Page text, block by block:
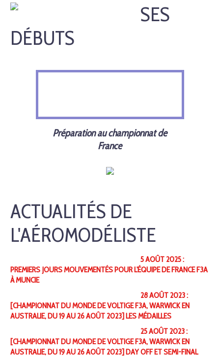
SES
DÉBUTS
Préparation au championnat de
France
ACTUALITÉS DE
L'AÉROMODÉLISTE
5 AOÛT 2025 :
PREMIERS JOURS MOUVEMENTÉS POUR L'ÉQUIPE DE FRANCE F3A
À MUNCIE
28 AOÛT 2023 :
[CHAMPIONNAT DU MONDE DE VOLTIGE F3A, WARWICK EN
AUSTRALIE, DU 19 AU 26 AOÛT 2023] LES MÉDAILLES
25 AOÛT 2023 :
[CHAMPIONNAT DU MONDE DE VOLTIGE F3A, WARWICK EN
AUSTRALIE, DU 19 AU 26 AOÛT 2023] DAY OFF ET SEMI-FINAL